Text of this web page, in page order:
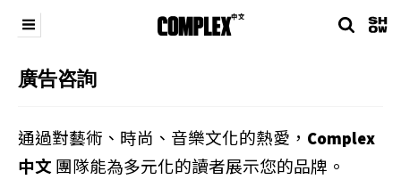
廣告咨詢
通過對藝術、時尚、音樂文化的熱愛， Complex
中文 團隊能為多元化的讀者展示您的品牌。